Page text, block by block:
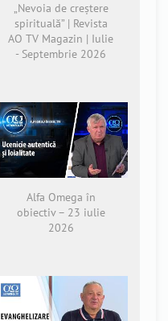
„Nevoia de creștere
spirituală” | Revista
AO TV Magazin | Iulie
- Septembrie 2026
Alfa Omega în
obiectiv – 23 iulie
2026